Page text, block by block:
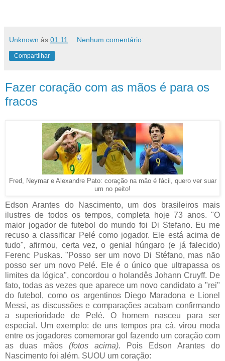
Unknown às 01:11 Nenhum comentário:
Compartilhar
Fazer coração com as mãos é para os
fracos
Fred, Neymar e Alexandre Pato: coração na mão é fácil, quero ver suar
um no peito!
Edson Arantes do Nascimento, um dos brasileiros mais
ilustres de todos os tempos, completa hoje 73 anos. "O
maior jogador de futebol do mundo foi Di Stefano. Eu me
recuso a classificar Pelé como jogador. Ele está acima de
tudo", afirmou, certa vez, o genial húngaro (e já falecido)
Ferenc Puskas. "Posso ser um novo Di Stéfano, mas não
posso ser um novo Pelé. Ele é o único que ultrapassa os
limites da lógica", concordou o holandês Johann Cruyff. De
fato, todas as vezes que aparece um novo candidato a "rei"
do futebol, como os argentinos Diego Maradona e Lionel
Messi, as discussões e comparações acabam confirmando
a superioridade de Pelé. O homem nasceu para ser
especial. Um exemplo: de uns tempos pra cá, virou moda
entre os jogadores comemorar gol fazendo um coração com
as duas mãos (fotos acima). Pois Edson Arantes do
Nascimento foi além. SUOU um coração: